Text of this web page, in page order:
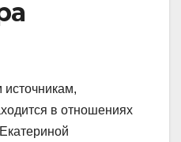
в отношениях